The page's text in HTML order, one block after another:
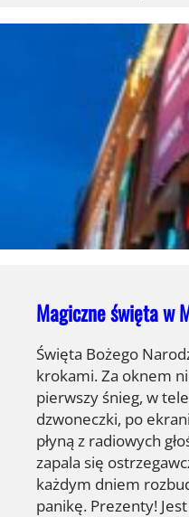
Magiczne święta w
Święta Bożego
krokami. Za oknem
pierwszy śnieg, w
dzwoneczki, po
płyną z radiowych
zapala się
każdym dniem
panikę. Prezenty!